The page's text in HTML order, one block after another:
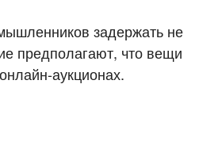
задержать не
предполагают, что вещи
аукционах.